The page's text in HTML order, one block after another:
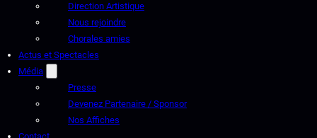
Direction Artistique
Nous rejoindre
Chorales amies
Actus et Spectacles
Média
Presse
Devenez Partenaire / Sponsor
Nos Affiches